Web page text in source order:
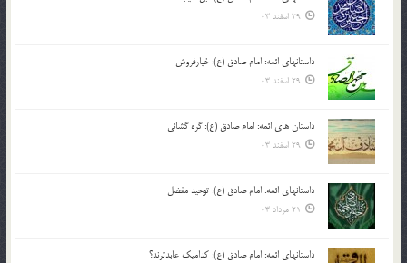
29 اسفند 03
داستانهای ائمه: امام صادق (ع): خیارفروش
29 اسفند 03
داستان های ائمه: امام صادق (ع): گره گشائی
29 اسفند 03
داستانهای ائمه: امام صادق (ع): توحید مفضل
21 مرداد 03
داستانهای ائمه: امام صادق (ع): کدامیک عابدترند؟